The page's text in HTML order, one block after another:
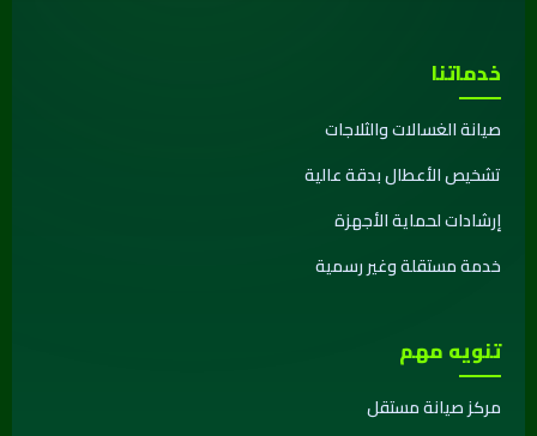
خدماتنا
صيانة الغسالات والثلاجات
تشخيص الأعطال بدقة عالية
إرشادات لحماية الأجهزة
خدمة مستقلة وغير رسمية
تنويه مهم
مركز صيانة مستقل